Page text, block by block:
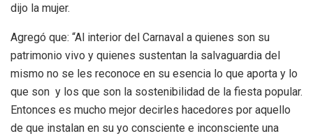
dijo la mujer.
Agregó que: “Al interior del Carnaval a quienes son su
patrimonio vivo y quienes sustentan la salvaguardia del
mismo no se les reconoce en su esencia lo que aporta y lo
que son y los que son la sostenibilidad de la fiesta popular.
Entonces es mucho mejor decirles hacedores por aquello
de que instalan en su yo consciente e inconsciente una